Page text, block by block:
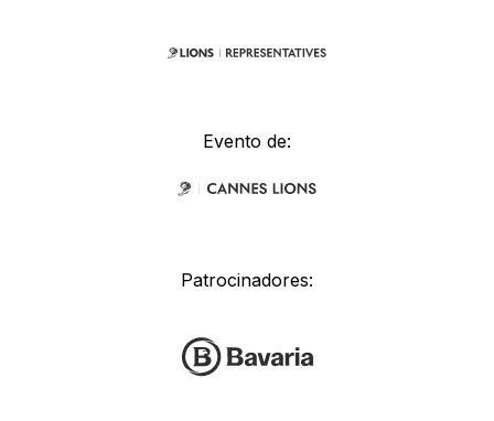
Evento de:
Patrocinadores: